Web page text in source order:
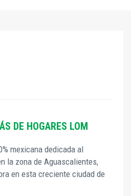
DE HOGARES LOM
mexicana dedicada al
la zona de Aguascalientes,
en esta creciente ciudad de